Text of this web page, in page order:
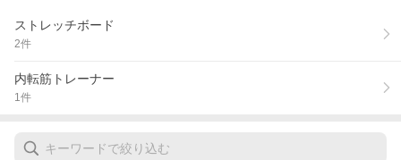
ストレッチボード
2件
内転筋トレーナー
1件